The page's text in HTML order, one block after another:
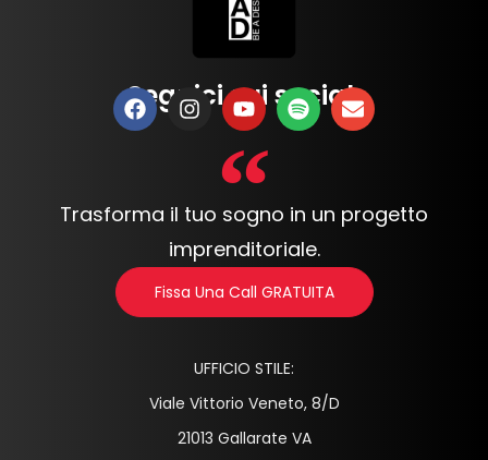
Seguici sui social:
Trasforma il tuo sogno in un progetto
imprenditoriale.
Fissa Una Call GRATUITA
UFFICIO STILE:
Viale Vittorio Veneto, 8/D
21013 Gallarate VA